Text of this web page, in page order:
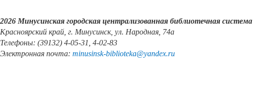
2026 Минусинская городская централизованная библиотечная система
Красноярский край, г. Минусинск, ул. Народная, 74а
Телефоны: (39132) 4-05-31, 4-02-83
Электронная почта: minusinsk-biblioteka@yandex.ru